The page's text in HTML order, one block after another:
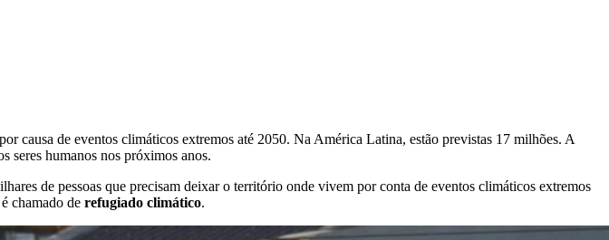
causa de eventos climáticos extremos até 2050. Na América Latina, estão previstas 17 milhões. A
seres humanos nos próximos anos.
de pessoas que precisam deixar o território onde vivem por conta de eventos climáticos extremos
chamado de refugiado climático.